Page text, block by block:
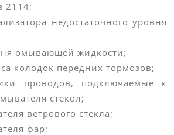
2114;
недостаточного уровня
омывающей жидкости;
колодок передних тормозов;
проводов, подключаемые к
стекол;
ветрового стекла;
фар;